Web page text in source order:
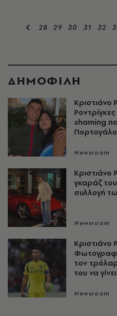
28 29 30 31 32
ΔΗΜΟΦΙΛΗ
Κριστιάνο
shaming
Newsroom
Κριστιάνο
γκαράζ
συλλογή
Newsroom
Κριστιάνο
τον
του να
Newsroom